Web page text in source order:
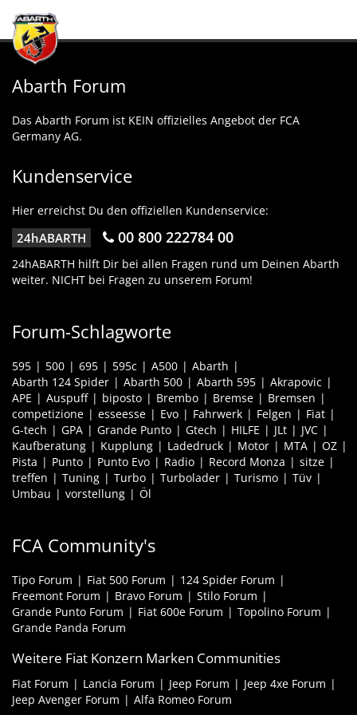
Abarth Forum
Das Abarth Forum ist KEIN offizielles Angebot der FCA
Germany AG.
Kundenservice
Hier erreichst Du den offiziellen Kundenservice:
24hABARTH 00 800 222784 00
24hABARTH hilft Dir bei allen Fragen rund um Deinen Abarth
weiter. NICHT bei Fragen zu unserem Forum!
Forum-Schlagworte
595 500 695 595c A500
Abarth
Abarth 124 Spider
Abarth 500 Abarth 595
Akrapovic
APE
Auspuff biposto Brembo Bremse
Bremsen
competizione
esseesse Evo Fahrwerk Felgen
Fiat
G-tech
GPA Grande Punto Gtech HILFE JLt
JVC
Kaufberatung
Kupplung Ladedruck Motor MTA
OZ
Pista
Punto Punto Evo Radio Record Monza
sitze
treffen
Tuning Turbo Turbolader Turismo
Tüv
Umbau
vorstellung Öl
FCA Community's
Tipo Forum Fiat 500 Forum
124 Spider Forum
Freemont Forum
Bravo Forum
Stilo Forum
Grande Punto Forum
Fiat 600e Forum
Topolino Forum
Grande Panda Forum
Weitere Fiat Konzern Marken Communities
Fiat Forum Lancia Forum Jeep Forum
Jeep 4xe Forum
Jeep Avenger Forum
Alfa Romeo Forum